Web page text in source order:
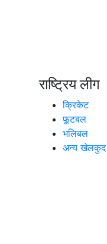
राष्ट्रिय लीग
क्रिकेट
फूटबल
भलिबल
अन्य खेलकुद